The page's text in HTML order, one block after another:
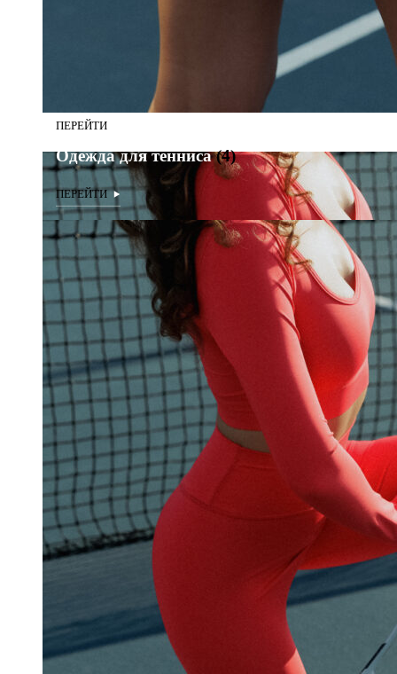
Одежда для тенниса
Одежда для тенниса(4)